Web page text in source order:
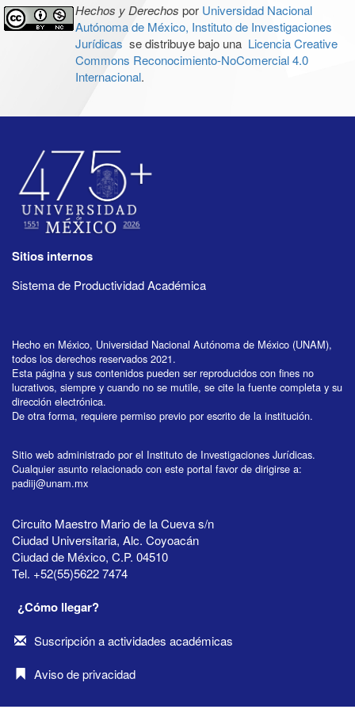
Hechos y Derechos por Universidad Nacional
Autónoma de México, Instituto de Investigaciones
Jurídicas se distribuye bajo una Licencia Creative
Commons Reconocimiento-NoComercial 4.0
Internacional.
Sitios internos
Sistema de Productividad Académica
Hecho en México, Universidad Nacional Autónoma de México (UNAM),
todos los derechos reservados 2021.
Esta página y sus contenidos pueden ser reproducidos con fines no
lucrativos, siempre y cuando no se mutile, se cite la fuente completa y su
dirección electrónica.
De otra forma, requiere permiso previo por escrito de la institución.
Sitio web administrado por el Instituto de Investigaciones Jurídicas.
Cualquier asunto relacionado con este portal favor de dirigirse a:
padiij@unam.mx
Circuito Maestro Mario de la Cueva s/n
Ciudad Universitaria, Alc. Coyoacán
Ciudad de México, C.P. 04510
Tel. +52(55)5622 7474
¿Cómo llegar?
Suscripción a actividades académicas
Aviso de privacidad